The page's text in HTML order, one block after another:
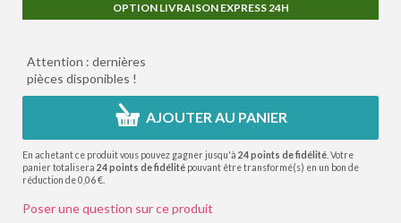
OPTION LIVRAISON EXPRESS 24H
Attention : dernières
pièces disponibles !
AJOUTER AU PANIER
En achetant ce produit vous pouvez gagner jusqu'à 24points de fidélité . Votre
panier totalisera 24points de fidélité pouvant être transformé(s) en un bon de
réduction de0,06 €
Poser une question sur ce produit